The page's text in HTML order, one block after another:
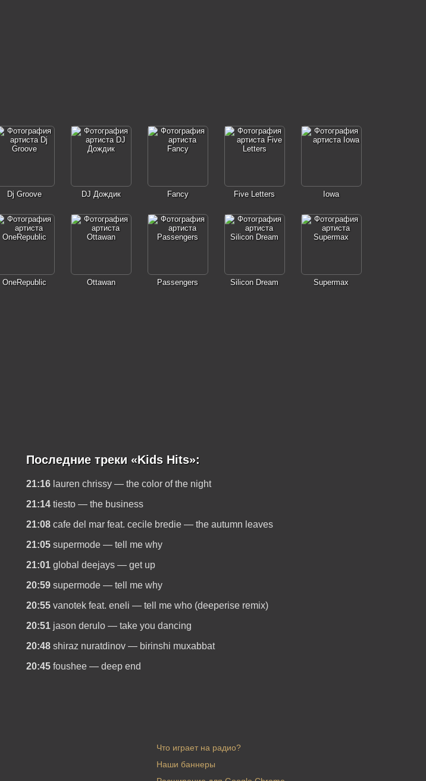
Dj Groove DJ Дождик Fancy Five Letters Iowa
OneRepublic Ottawan Passengers Silicon Dream Supermax
Последние треки «Kids Hits»:
21:16 lauren chrissy — the color of the night
21:14 tiesto — the business
21:08 cafe del mar feat. cecile bredie — the autumn leaves
21:05 supermode — tell me why
21:01 global deejays — get up
20:59 supermode — tell me why
20:55 vanotek feat. eneli — tell me who (deeperise remix)
20:51 jason derulo — take you dancing
20:48 shiraz nuratdinov — birinshi muxabbat
20:45 foushee — deep end
Что играет на радио?
Наши баннеры